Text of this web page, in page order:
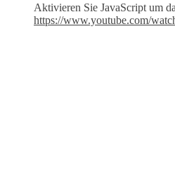
Aktivieren Sie JavaScript um
https://www.youtube.com/